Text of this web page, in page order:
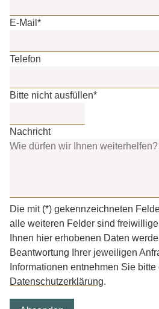
E-Mail *
Telefon
Bitte nicht ausfüllen*
Nachricht
Die mit (*) gekennzeichneten
alle weiteren Felder sind
Ihnen hier erhobenen Daten
Beantwortung Ihrer jeweiligen
Informationen entnehmen Sie bitte
Datenschutzerklärung.